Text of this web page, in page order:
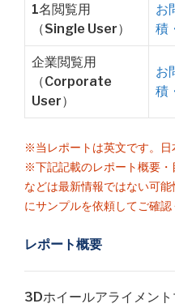
1名閲覧用
（Single User）
お
積
企業閲覧用
（Corporate
User）
お
積
※当レポートは英文です。日
※下記記載のレポート概要・
などは最新情報ではない可
にサンプルを依頼してご確認
レポート概要
3Dホイールアライメン